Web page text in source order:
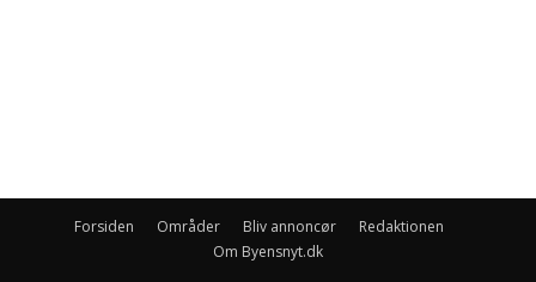
Forsiden Områder Bliv annoncør
Redaktionen
Om Byensnyt.dk